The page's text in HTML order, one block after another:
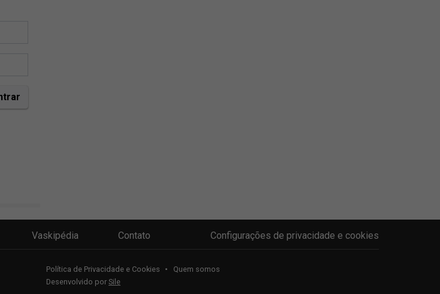
Vaskipédia Contato Configurações de privacidade e cookies
Política de Privacidade e Cookies •
Quem somos
Desenvolvido por Sile